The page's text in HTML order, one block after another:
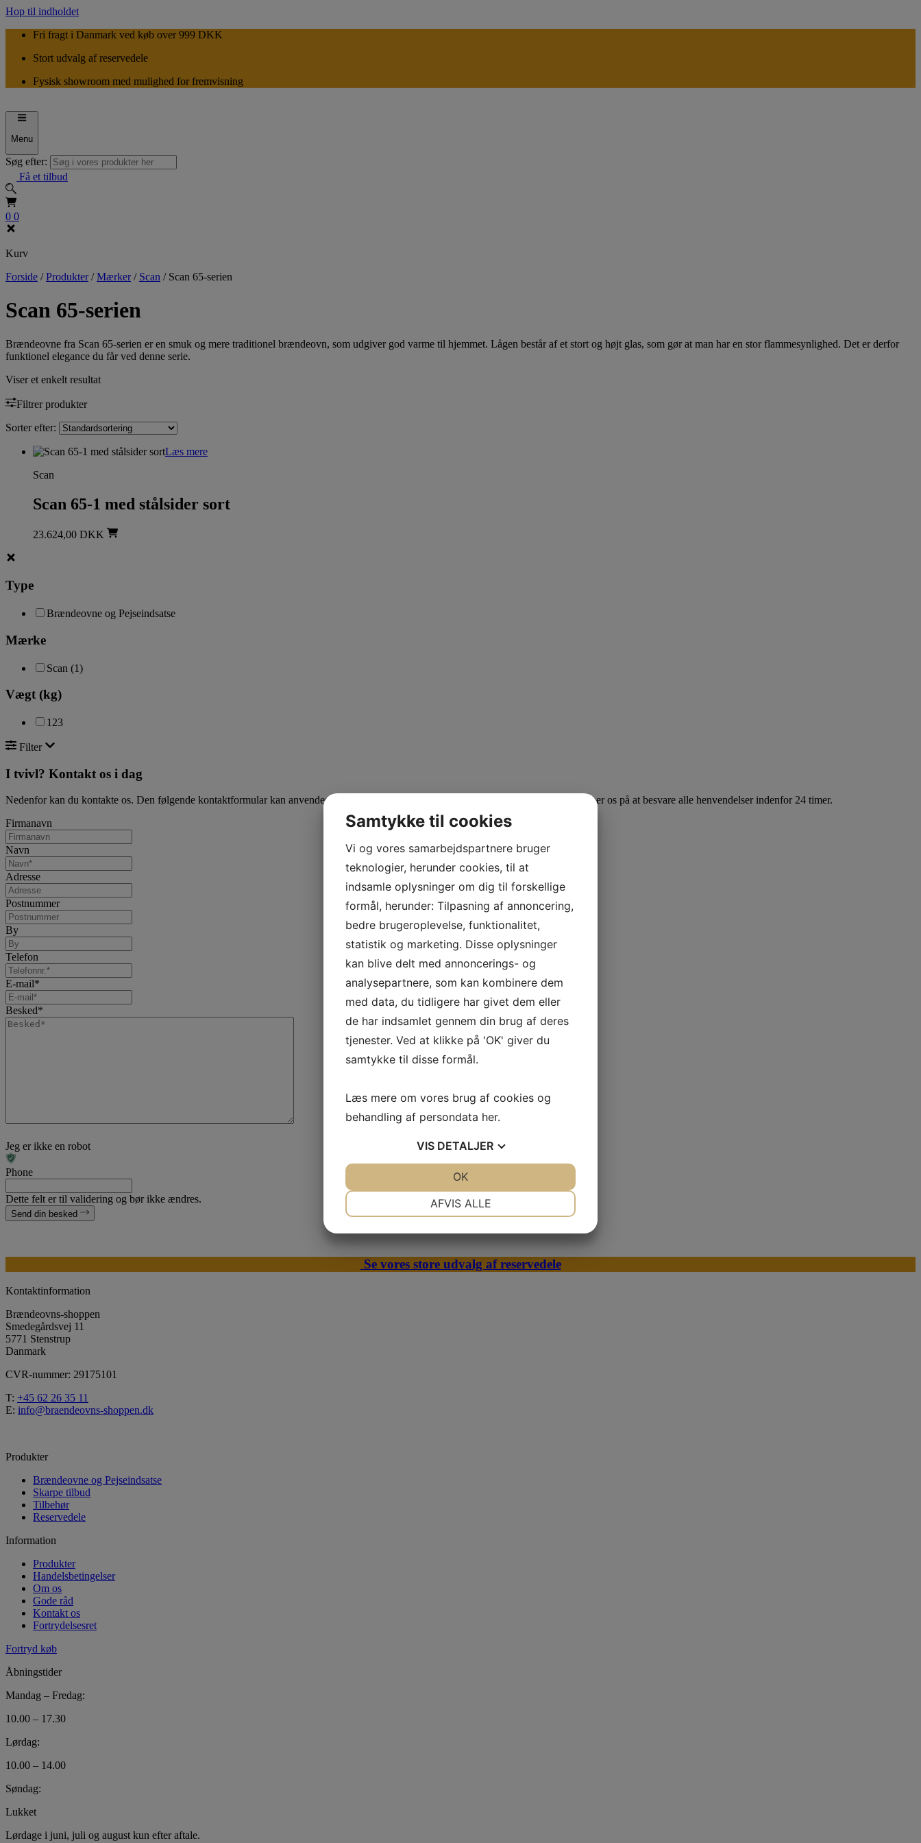
Hop til indholdet
Fri fragt i Danmark ved køb over 999 DKK
Stort udvalg af reservedele
Fysisk showroom med mulighed for fremvisning
Menu
Søg efter:
Få et tilbud
0 0
Kurv
Forside /Produkter/Mærker/ Scan / Scan 65-serien
Scan 65-serien
Brændeovne fra Scan 65-serien er en smuk og mere traditionel brændeovn, som udgiver god varme til hjemmet. Lågen består af et stort og højt glas, som gør at man har en stor flammesynlighed. Det er derfor
funktionel elegance du får ved denne serie.
Viser et enkelt resultat
Filtrer produkter
Sorter efter:
Læs mere
Scan
Scan 65-1 med stålsider sort
23.624,00 DKK
Type
Brændeovne og Pejseindsatse
Mærke
Scan (1)
Vægt (kg)
123
Filter
I tvivl? Kontakt os i dag
Nedenfor kan du kontakte os. Den følgende kontaktformular kan anvendes til alle spørgsmål som du ikke har fået svar på her. Vi bestræber os på at besvare alle henvendelser indenfor 24 timer.
Firmanavn
Navn
Adresse
Postnummer
By
Telefon
E-mail*
Besked*
Jeg er ikke en robot
Phone
Dette felt er til validering og bør ikke ændres.
Send din besked
Se vores store udvalg af reservedele
Kontaktinformation
Brændeovns-shoppen
Smedegårdsvej 11
5771 Stenstrup
Danmark
CVR-nummer: 29175101
T: +45 62 26 35 11
E: info@braendeovns-shoppen.dk
Produkter
Brændeovne og Pejseindsatse
Skarpe tilbud
Tilbehør
Reservedele
Information
Produkter
Handelsbetingelser
Om os
Gode råd
Kontakt os
Fortrydelsesret
Fortryd køb
Åbningstider
Mandag – Fredag:
10.00 – 17.30
Lørdag:
10.00 – 14.00
Søndag:
Lukket
Lørdage i juni, juli og august kun efter aftale.
Samtykke til cookies
Vi og vores samarbejdspartnere bruger
teknologier, herunder cookies, til at
indsamle oplysninger om dig til forskellige
formål, herunder: Tilpasning af annoncering,
bedre brugeroplevelse, funktionalitet,
statistik og marketing. Disse oplysninger
kan blive delt med annoncerings- og
analysepartnere, som kan kombinere dem
med data, du tidligere har givet dem eller
de har indsamlet gennem din brug af deres
tjenester. Ved at klikke på 'OK' giver du
samtykke til disse formål.
Læs mere om vores brug af cookies og
behandling af persondata her.
VIS DETALJER
AFVIS ALLE
OK